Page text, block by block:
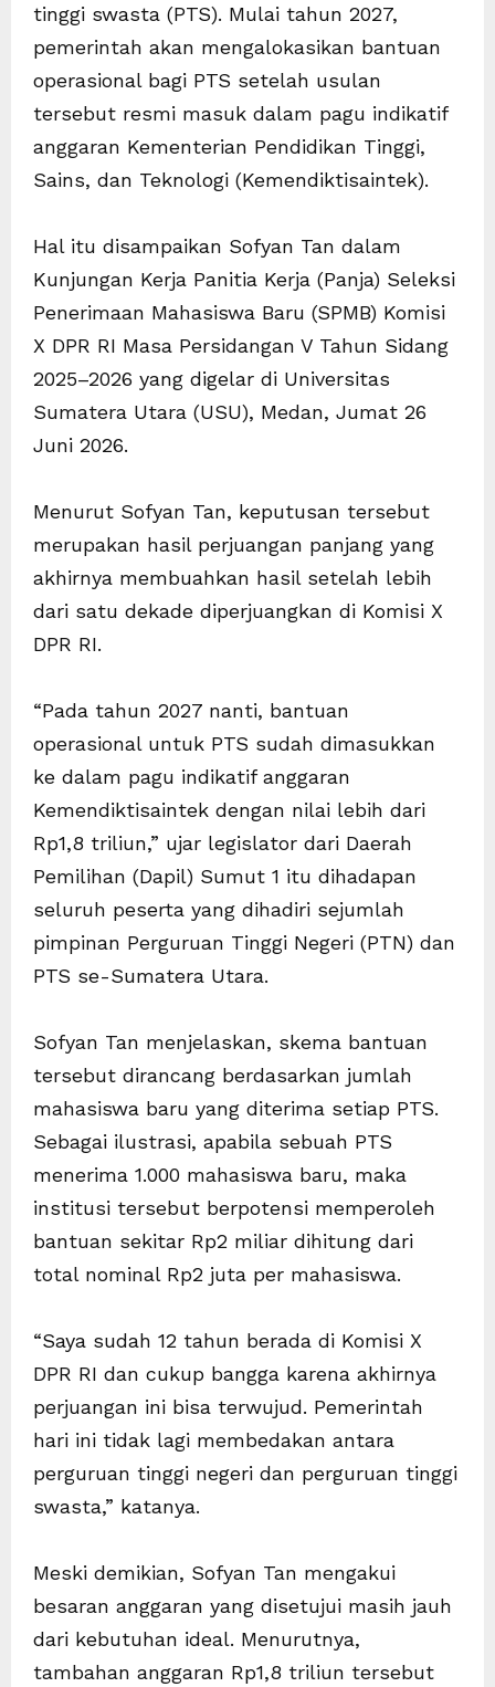
tinggi swasta (PTS). Mulai tahun 2027,
pemerintah akan mengalokasikan bantuan
operasional bagi PTS setelah usulan
tersebut resmi masuk dalam pagu indikatif
anggaran Kementerian Pendidikan Tinggi,
Sains, dan Teknologi (Kemendiktisaintek).
Hal itu disampaikan Sofyan Tan dalam
Kunjungan Kerja Panitia Kerja (Panja) Seleksi
Penerimaan Mahasiswa Baru (SPMB) Komisi
X DPR RI Masa Persidangan V Tahun Sidang
2025–2026 yang digelar di Universitas
Sumatera Utara (USU), Medan, Jumat 26
Juni 2026.
Menurut Sofyan Tan, keputusan tersebut
merupakan hasil perjuangan panjang yang
akhirnya membuahkan hasil setelah lebih
dari satu dekade diperjuangkan di Komisi X
DPR RI.
“Pada tahun 2027 nanti, bantuan
operasional untuk PTS sudah dimasukkan
ke dalam pagu indikatif anggaran
Kemendiktisaintek dengan nilai lebih dari
Rp1,8 triliun,” ujar legislator dari Daerah
Pemilihan (Dapil) Sumut 1 itu dihadapan
seluruh peserta yang dihadiri sejumlah
pimpinan Perguruan Tinggi Negeri (PTN) dan
PTS se-Sumatera Utara.
Sofyan Tan menjelaskan, skema bantuan
tersebut dirancang berdasarkan jumlah
mahasiswa baru yang diterima setiap PTS.
Sebagai ilustrasi, apabila sebuah PTS
menerima 1.000 mahasiswa baru, maka
institusi tersebut berpotensi memperoleh
bantuan sekitar Rp2 miliar dihitung dari
total nominal Rp2 juta per mahasiswa.
“Saya sudah 12 tahun berada di Komisi X
DPR RI dan cukup bangga karena akhirnya
perjuangan ini bisa terwujud. Pemerintah
hari ini tidak lagi membedakan antara
perguruan tinggi negeri dan perguruan tinggi
swasta,” katanya.
Meski demikian, Sofyan Tan mengakui
besaran anggaran yang disetujui masih jauh
dari kebutuhan ideal. Menurutnya,
tambahan anggaran Rp1,8 triliun tersebut